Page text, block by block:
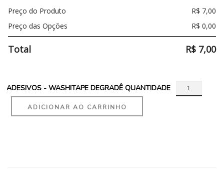
Preço do Produto R$ 7,00
Preço das Opções
R$ 0,00
Total R$ 7,00
ADESIVOS - WASHITAPE DEGRADÊ QUANTIDADE
ADICIONAR AO CARRINHO